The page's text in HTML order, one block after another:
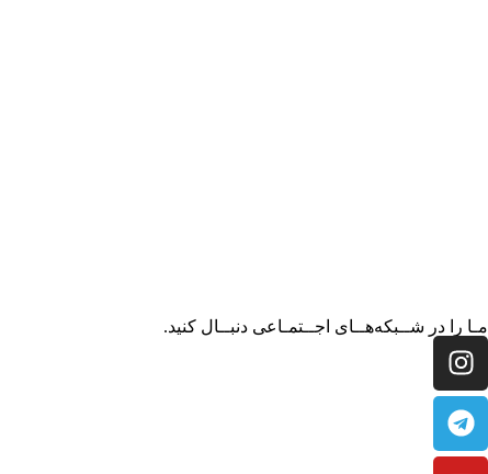
مـا را در شــبکه‌هــای اجــتمـاعی دنبــال کنید.